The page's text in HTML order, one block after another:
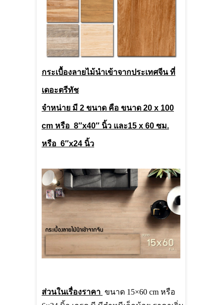
กระเบื้องลายไม้นำเข้าจากประเทศจีน ที่
เดอะตรีทัช
จำหน่าย มี 2 ขนาด คือ ขนาด 20 x 100
cm หรือ 8″x40″ นิ้ว และ15 x 60 ซม.
หรือ 6″x24 นิ้ว
ส่วนในเรื่องราคา ขนาด 15×60 cm หรือ